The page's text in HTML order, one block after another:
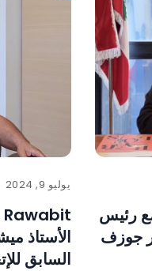
رئيس
جوزف
يوليو 9, 2024
الأستاذ
السابق